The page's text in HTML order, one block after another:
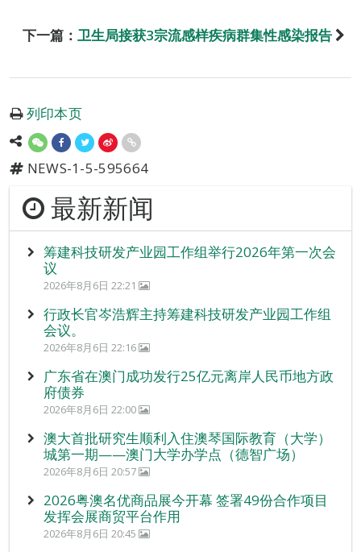
下一篇： 卫生局接获3宗流感样疾病群集性感染报告
列印本页
NEWS-1-5-595664
最新新闻
筹建科技研发产业园工作组举行2026年第一次会
议
2026年8月6日 22:21
行政长官岑浩辉主持筹建科技研发产业园工作组
会议。
2026年8月6日 22:16
广东省在澳门成功发行25亿元离岸人民币地方政
府债券
2026年8月6日 22:00
澳大首批研究生顺利入住澳琴国际教育（大学）
城第一期——澳门大学办学点（德智广场）
2026年8月6日 20:57
2026粤澳名优商品展今开幕 签署49份合作项目
发挥会展商贸平台作用
2026年8月6日 20:45